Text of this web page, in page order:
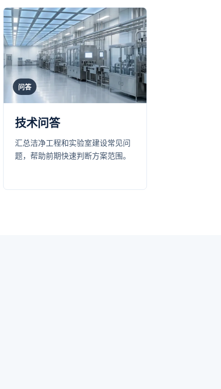
问答
技术问答
汇总洁净工程和实验室建设常见问
题，帮助前期快速判断方案范围。